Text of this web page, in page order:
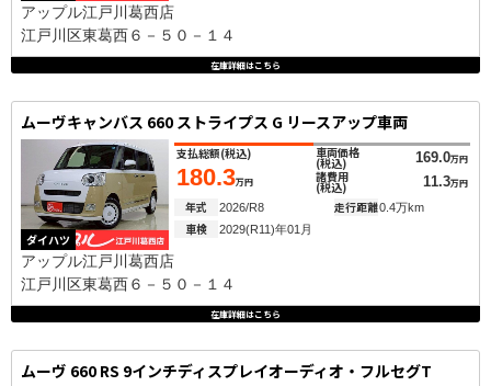
アップル江戸川葛西店
江戸川区東葛西６－５０－１４
在庫詳細はこちら
ムーヴキャンバス 660 ストライプス G リースアップ車両
ダイハツ
支払総額(税込)
180.3万円
車両価格
(税込) 169.0万円
諸費用
(税込) 11.3万円
年式 2026/R8 走行距離0.4万km
車検 2029(R11)年01月
アップル江戸川葛西店
江戸川区東葛西６－５０－１４
在庫詳細はこちら
ムーヴ 660 RS 9インチディスプレイオーディオ・フルセグT